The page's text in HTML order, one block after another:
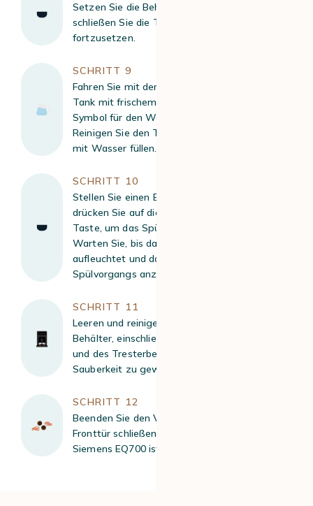
Setzen Sie die Behälter wieder ein und
schließen Sie die Tür, um den Vorgang
fortzusetzen.
SCHRITT 9
Fahren Sie mit dem Spülen fort, indem Sie den
Tank mit frischem Wasser füllen, sobald das
Symbol für den Wassertank aufleuchtet.
Reinigen Sie den Tank gründlich, bevor Sie ihn
mit Wasser füllen.
SCHRITT 10
Stellen Sie einen Behälter unter die Düsen und
drücken Sie auf die blinkende Calc’n’Clean-
Taste, um das Spülprogramm zu starten.
Warten Sie, bis das Pfeilsymbol erneut
aufleuchtet und damit das Ende des
Spülvorgangs anzeigt.
SCHRITT 11
Leeren und reinigen Sie nach dem Spülen alle
Behälter, einschließlich des Auffangbehälters
und des Tresterbehälters, um eine optimale
Sauberkeit zu gewährleisten.
SCHRITT 12
Beenden Sie den Vorgang, indem Sie die
Fronttür schließen. Die Entkalkung Ihres
Siemens EQ700 ist nun abgeschlossen.